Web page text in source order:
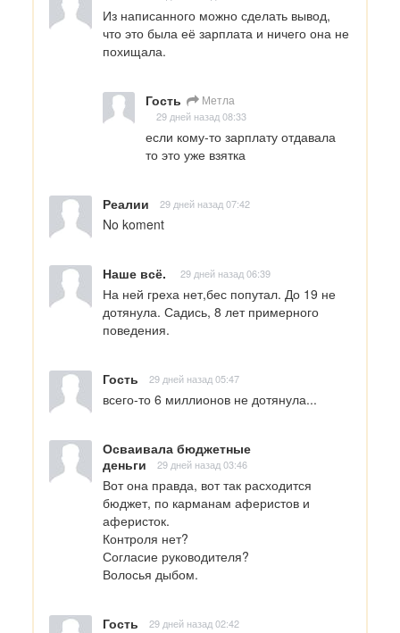
Из написанного можно сделать вывод,
что это была её зарплата и ничего она не
похищала.
Гость Метла
29 дней назад 08:33
если кому-то зарплату отдавала
то это уже взятка
Реалии 29 дней назад 07:42
No koment
Наше всё. 29 дней назад 06:39
На ней греха нет,бес попутал. До 19 не
дотянула. Садись, 8 лет примерного
поведения.
Гость 29 дней назад 05:47
всего-то 6 миллионов не дотянула...
Осваивала бюджетные
деньги
29 дней назад 03:46
Вот она правда, вот так расходится
бюджет, по карманам аферистов и
аферисток.
Контроля нет?
Согласие руководителя?
Волосья дыбом.
Гость 29 дней назад 02:42